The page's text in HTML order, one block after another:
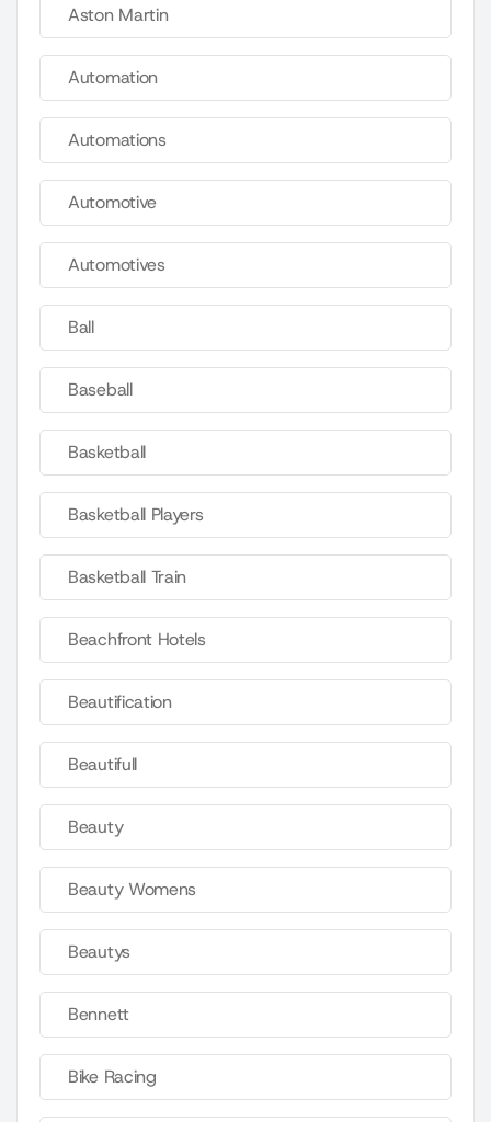
Aston Martin
Automation
Automations
Automotive
Automotives
Ball
Baseball
Basketball
Basketball Players
Basketball Train
Beachfront Hotels
Beautification
Beautifull
Beauty
Beauty Womens
Beautys
Bennett
Bike Racing